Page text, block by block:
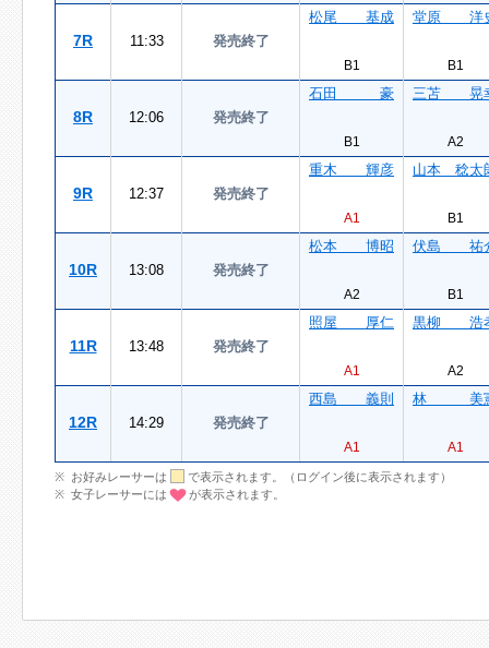
7R 11:33 発売終了
松尾 基成
B1
堂原 洋
B1
8R 12:06 発売終了
石田 豪
B1
三苫 晃
A2
9R 12:37 発売終了
重木 輝彦
A1
山本 稔太
B1
10R 13:08 発売終了
松本 博昭
A2
伏島 祐
B1
11R 13:48 発売終了
照屋 厚仁
A1
黒柳 浩
A2
12R 14:29 発売終了
西島 義則
A1
林 美
A1
お好みレーサーは
で表示されます。（ログイン後に表示されます）
女子レーサーには
が表示されます。